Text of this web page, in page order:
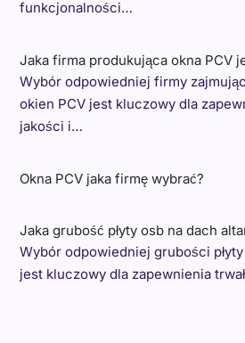
funkcjonalności…
Jaka firma produkująca okna PCV
Wybór odpowiedniej firmy
okien PCV jest kluczowy dla
jakości i…
Okna PCV jaka firmę wybrać?
Jaka grubość płyty osb na dach
Wybór odpowiedniej grubości
jest kluczowy dla zapewnienia